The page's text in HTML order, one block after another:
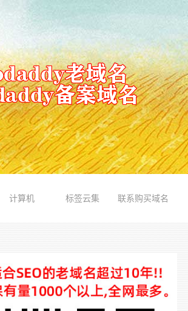
计算机 标签云集 联系购买域名